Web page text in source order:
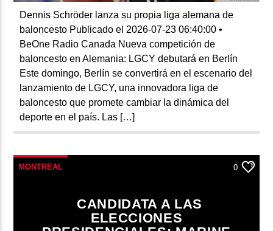
Dennis Schröder lanza su propia liga alemana de
baloncesto Publicado el 2026-07-23 06:40:00 •
BeOne Radio Canada Nueva competición de
baloncesto en Alemania: LGCY debutará en Berlín
Este domingo, Berlín se convertirá en el escenario del
lanzamiento de LGCY, una innovadora liga de
baloncesto que promete cambiar la dinámica del
deporte en el país. Las […]
MONTREAL 0
CANDIDATA A LAS
ELECCIONES